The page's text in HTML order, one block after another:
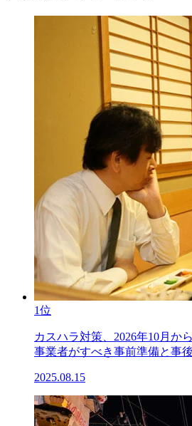
1位
カスハラ対策、2026年10月か
事業者がすべき事前準備と事
2025.08.15